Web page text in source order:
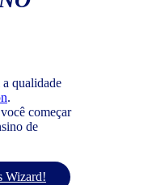
qualidade
.
começar
de
Wizard!